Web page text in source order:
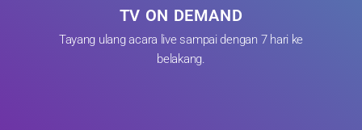
TV ON DEMAND
Tayang ulang acara live sampai dengan 7 hari ke
belakang.